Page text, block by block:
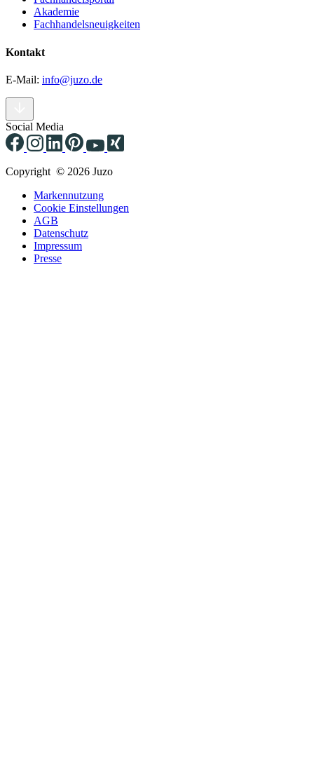
Akademie
Fachhandelsneuigkeiten
Kontakt
E-Mail: info@juzo.de
Social Media
Copyright © 2026 Juzo
Markennutzung
Cookie Einstellungen
AGB
Datenschutz
Impressum
Presse